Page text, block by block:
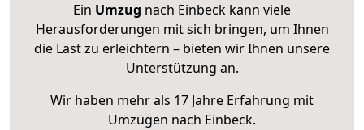
Ein Umzug nach Einbeck kann viele
Herausforderungen mit sich bringen, um Ihnen
die Last zu erleichtern – bieten wir Ihnen unsere
Unterstützung an.
Wir haben mehr als 17 Jahre Erfahrung mit
Umzügen nach Einbeck.